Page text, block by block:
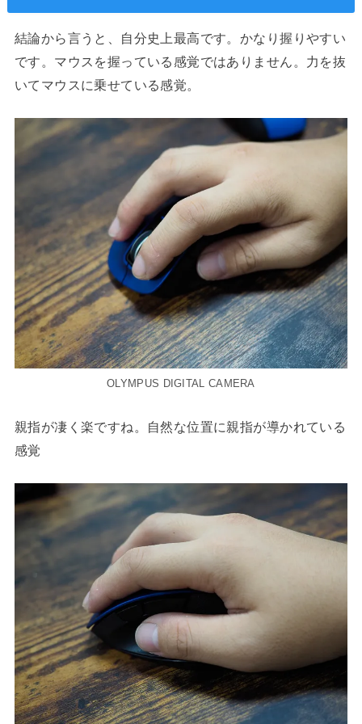
結論から言うと、自分史上最高です。かなり握りやすい
です。マウスを握っている感覚ではありません。力を抜
いてマウスに乗せている感覚。
OLYMPUS DIGITAL CAMERA
親指が凄く楽ですね。自然な位置に親指が導かれている
感覚